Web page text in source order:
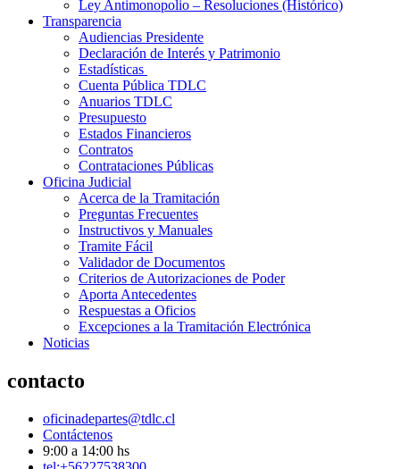
Ley Antimonopolio – Resoluciones (Histórico)
Transparencia
Audiencias Presidente
Declaración de Interés y Patrimonio
Estadísticas
Cuenta Pública TDLC
Anuarios TDLC
Presupuesto
Estados Financieros
Contratos
Contrataciones Públicas
Oficina Judicial
Acerca de la Tramitación
Preguntas Frecuentes
Instructivos y Manuales
Tramite Fácil
Validador de Documentos
Criterios de Autorizaciones de Poder
Aporta Antecedentes
Respuestas a Oficios
Excepciones a la Tramitación Electrónica
Noticias
contacto
oficinadepartes@tdlc.cl
Contáctenos
9:00 a 14:00 hs